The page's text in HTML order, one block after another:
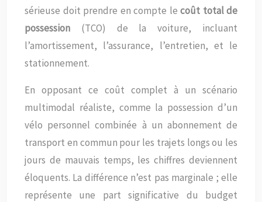
sérieuse doit prendre en compte le coût total de
possession (TCO) de la voiture, incluant
l’amortissement, l’assurance, l’entretien, et le
stationnement.
En opposant ce coût complet à un scénario
multimodal réaliste, comme la possession d’un
vélo personnel combinée à un abonnement de
transport en commun pour les trajets longs ou les
jours de mauvais temps, les chiffres deviennent
éloquents. La différence n’est pas marginale ; elle
représente une part significative du budget